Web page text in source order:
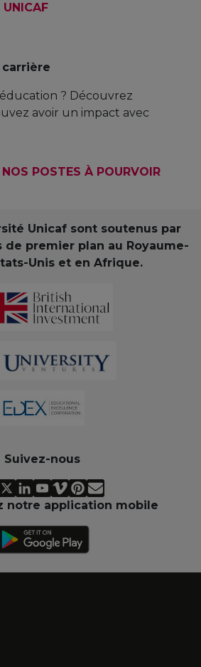
UNICAF
? Découvrez
avoir un impact avec
POSTES À POURVOIR
Unicaf sont soutenus par
de premier plan au Royaume-
Unis et en Afrique.
Suivez-nous
notre application mobile